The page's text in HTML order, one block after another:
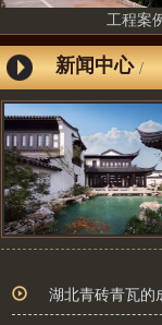
工程案
新闻中心 /
湖北青砖青瓦的